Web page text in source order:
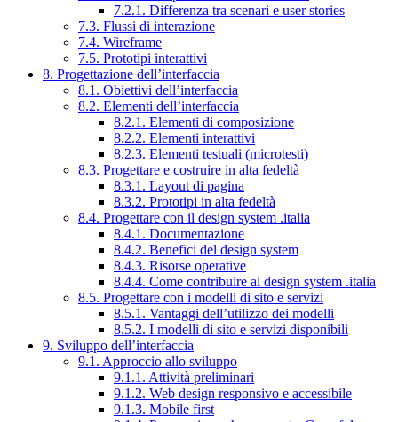
7.2.1. Differenza tra scenari e user stories
7.3. Flussi di interazione
7.4. Wireframe
7.5. Prototipi interattivi
8. Progettazione dell’interfaccia
8.1. Obiettivi dell’interfaccia
8.2. Elementi dell’interfaccia
8.2.1. Elementi di composizione
8.2.2. Elementi interattivi
8.2.3. Elementi testuali (microtesti)
8.3. Progettare e costruire in alta fedeltà
8.3.1. Layout di pagina
8.3.2. Prototipi in alta fedeltà
8.4. Progettare con il design system .italia
8.4.1. Documentazione
8.4.2. Benefici del design system
8.4.3. Risorse operative
8.4.4. Come contribuire al design system .italia
8.5. Progettare con i modelli di sito e servizi
8.5.1. Vantaggi dell’utilizzo dei modelli
8.5.2. I modelli di sito e servizi disponibili
9. Sviluppo dell’interfaccia
9.1. Approccio allo sviluppo
9.1.1. Attività preliminari
9.1.2. Web design responsivo e accessibile
9.1.3. Mobile first